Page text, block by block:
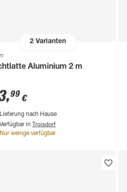
2Varianten
Aluminium 2 m
,99 €
Lieferung nach Hause
Verfügbar in Troisdorf
Nur wenige verfügbar